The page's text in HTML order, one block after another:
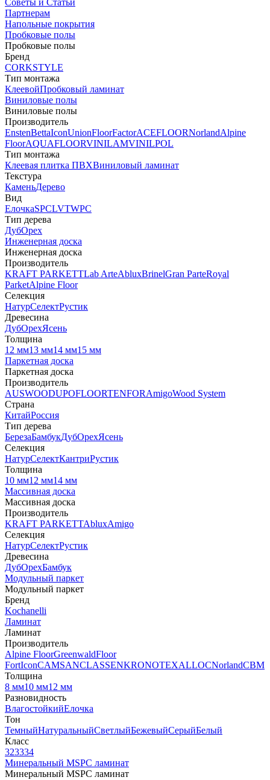
Советы и Статьи
Партнерам
Напольные покрытия
Пробковые полы
Пробковые полы
Бренд
CORKSTYLE
Тип монтажа
КлеевойПробковый ламинат
Виниловые полы
Виниловые полы
Производитель
EnstenBettaIconUnionFloorFactorACEFLOORNorlandAlpine
FloorAQUAFLOORVINILAMVINILPOL
Тип монтажа
Клеевая плитка ПВХВиниловый ламинат
Текстура
КаменьДерево
Вид
ЕлочкаSPCLVTWPC
Тип дерева
ДубОрех
Инженерная доска
Инженерная доска
Производитель
KRAFT PARKETTLab ArteAbluxBrinelGran ParteRoyal
ParketAlpine Floor
Селекция
НатурСелектРустик
Древесина
ДубОрехЯсень
Толщина
12 мм13 мм14 мм15 мм
Паркетная доска
Паркетная доска
Производитель
AUSWOODUPOFLOORTENFORAmigoWood System
Страна
КитайРоссия
Тип дерева
БерезаБамбукДубОрехЯсень
Селекция
НатурСелектКантриРустик
Толщина
10 мм12 мм14 мм
Массивная доска
Массивная доска
Производитель
KRAFT PARKETTAbluxAmigo
Селекция
НатурСелектРустик
Древесина
ДубОрехБамбук
Модульный паркет
Модульный паркет
Бренд
Kochanelli
Ламинат
Ламинат
Производитель
Alpine FloorGreenwaldFloor
FortIconCAMSANCLASSENKRONOTEXALLOCNorlandCBM
Толщина
8 мм10 мм12 мм
Разновидность
ВлагостойкийЕлочка
Тон
ТемныйНатуральныйСветлыйБежевыйСерыйБелый
Класс
323334
Минеральный MSPC ламинат
Минеральный MSPC ламинат